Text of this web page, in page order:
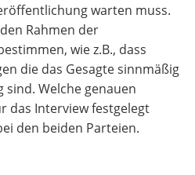
warten muss.
Rahmen der
wie z.B., dass
die das Gesagte sinnmäßig
Welche genauen
das Interview festgelegt
den beiden Parteien.